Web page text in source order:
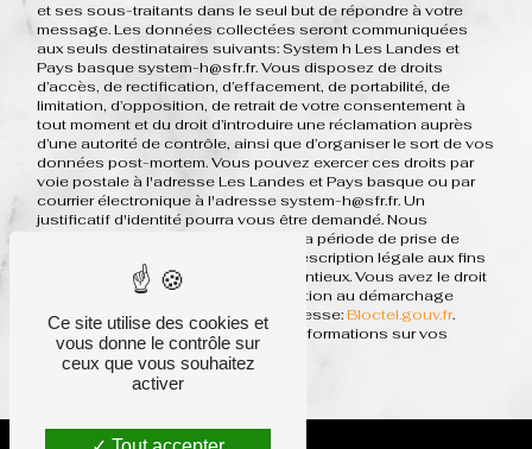
et ses sous-traitants dans le seul but de répondre à votre
message. Les données collectées seront communiquées
aux seuls destinataires suivants: System h Les Landes et
Pays basque system-h@sfr.fr. Vous disposez de droits
d’accès, de rectification, d’effacement, de portabilité, de
limitation, d’opposition, de retrait de votre consentement à
tout moment et du droit d’introduire une réclamation auprès
d’une autorité de contrôle, ainsi que d’organiser le sort de vos
données post-mortem. Vous pouvez exercer ces droits par
voie postale à l'adresse Les Landes et Pays basque ou par
courrier électronique à l'adresse system-h@sfr.fr. Un
justificatif d'identité pourra vous être demandé. Nous
conservons vos données pendant la période de prise de
contact puis pendant la durée de prescription légale aux fins
probatoires et de gestion des contentieux. Vous avez le droit
de vous inscrire sur la liste d'opposition au démarchage
téléphonique, disponible à cette adresse:Bloctel.gouv.fr.
Consultez le site cnil.fr pour plus d’informations sur vos
droits.
Ce site utilise des cookies et
vous donne le contrôle sur
ceux que vous souhaitez
activer